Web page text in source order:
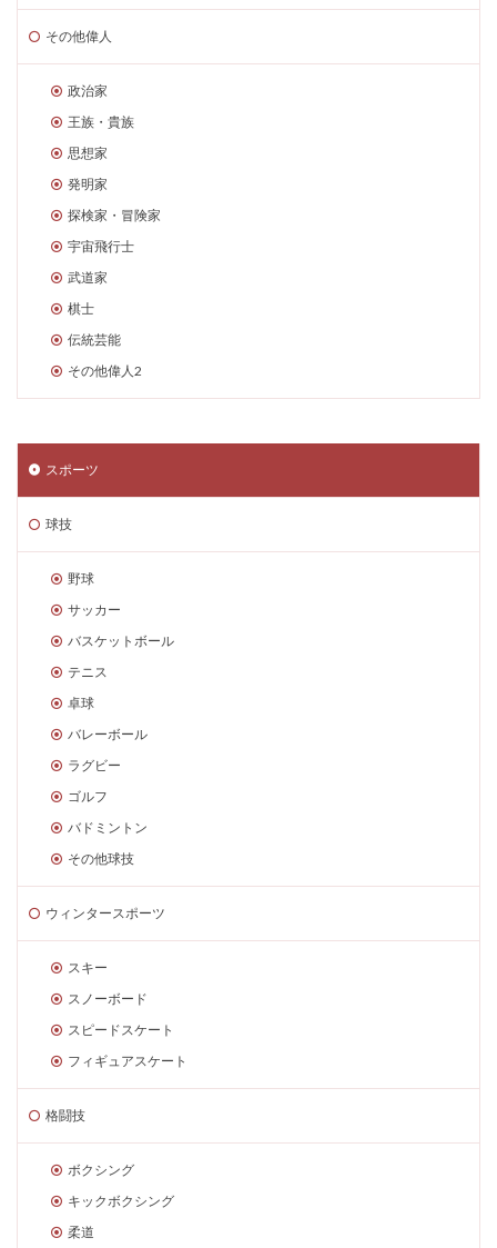
その他偉人
政治家
王族・貴族
思想家
発明家
探検家・冒険家
宇宙飛行士
武道家
棋士
伝統芸能
その他偉人2
スポーツ
球技
野球
サッカー
バスケットボール
テニス
卓球
バレーボール
ラグビー
ゴルフ
バドミントン
その他球技
ウィンタースポーツ
スキー
スノーボード
スピードスケート
フィギュアスケート
格闘技
ボクシング
キックボクシング
柔道